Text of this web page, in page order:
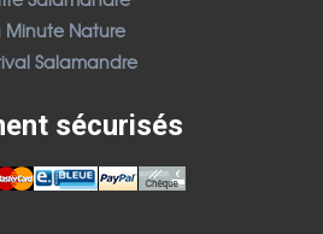
Minute Nature
Salamandre
sécurisés